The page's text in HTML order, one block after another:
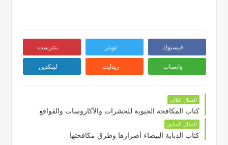
فيسبوك تويتر بنترست
واتساب ريدايت لينكدين
المقال التالي
كتاب المكافحة الحيوية للحشرات والأكاروسات والقواقع
المقال السابق
كتاب الذبابة البيضاء أضرارها وطرق مكافحتها